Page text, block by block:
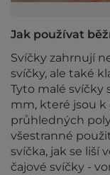
Jak používat
Svíčky zahrnují
svíčky, ale také
Tyto malé svíčky
mm, které jsou
průhledných
všestranné
svíčka, jak se liší
čajové svíčky -